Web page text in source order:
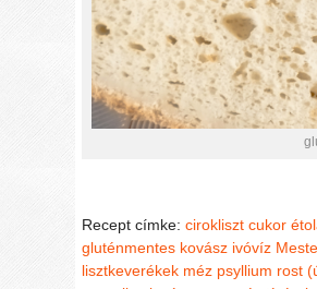
Recept címke:cirokliszt cukor
gluténmentes kovász ivóvíz
lisztkeverékek méz psyllium rost